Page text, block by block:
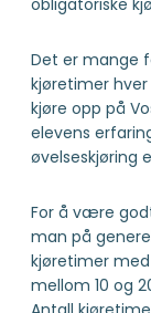
Det er mange
kjøretimer
kjøre opp på
elevens
øvelseskjøring
For å være
man på
kjøretimer
mellom 10 og